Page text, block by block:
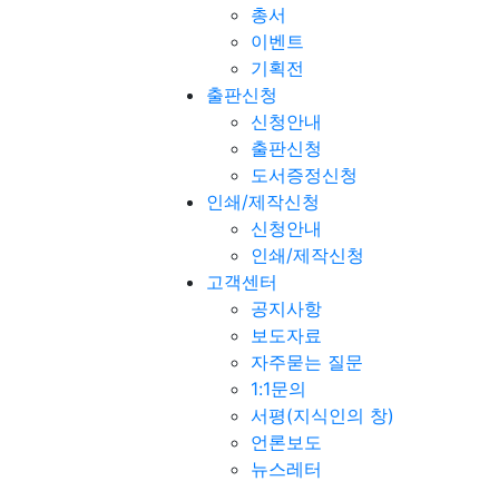
총서
이벤트
기획전
출판신청
신청안내
출판신청
도서증정신청
인쇄/제작신청
신청안내
인쇄/제작신청
고객센터
공지사항
보도자료
자주묻는 질문
1:1문의
서평(지식인의 창)
언론보도
뉴스레터